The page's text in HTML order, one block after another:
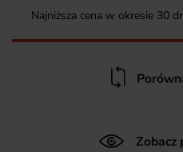
Najniższa cena w okresie 30
Zobacz